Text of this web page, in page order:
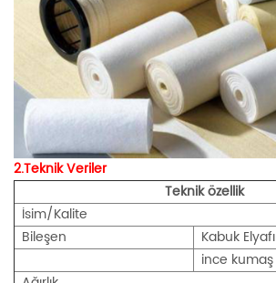
2.Teknik Veriler
Teknik özellik
İsim/Kalite
Bileşen
Kabuk Elyafı
ince kumaş